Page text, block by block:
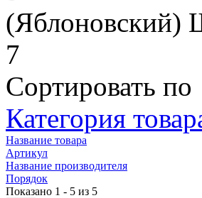
(Яблоновский)
7
Сортировать по
Категория
Название товара
Артикул
Название производителя
Порядок
Показано 1 - 5 из 5